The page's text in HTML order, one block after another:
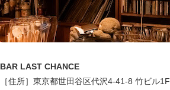
BAR LAST CHANCE
［住所］東京都世田谷区代沢4-41-8 竹ビル1F